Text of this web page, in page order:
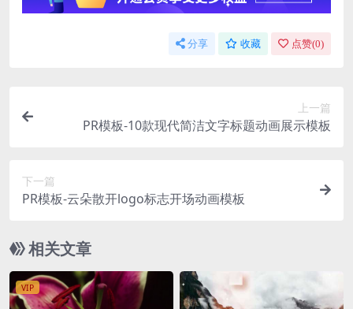
分享 收藏 点赞(0)
上一篇
PR模板-10款现代简洁文字标题动画展示模板
下一篇
PR模板-云朵散开logo标志开场动画模板
相关文章
VIP